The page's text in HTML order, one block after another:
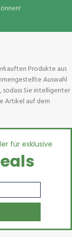
Produkte aus
Auswahl
Sie intelligenter
Artikel auf dem
für exklusive